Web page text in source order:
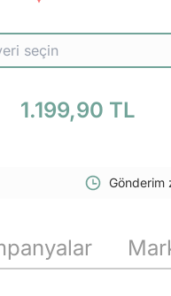
1.199,90 TL
Gönderim